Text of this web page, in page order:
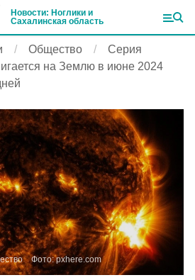
Новости: Ноглики и
Сахалинская область
Общество
Серия
на Землю в июне 2024
Фото:pxhere.com